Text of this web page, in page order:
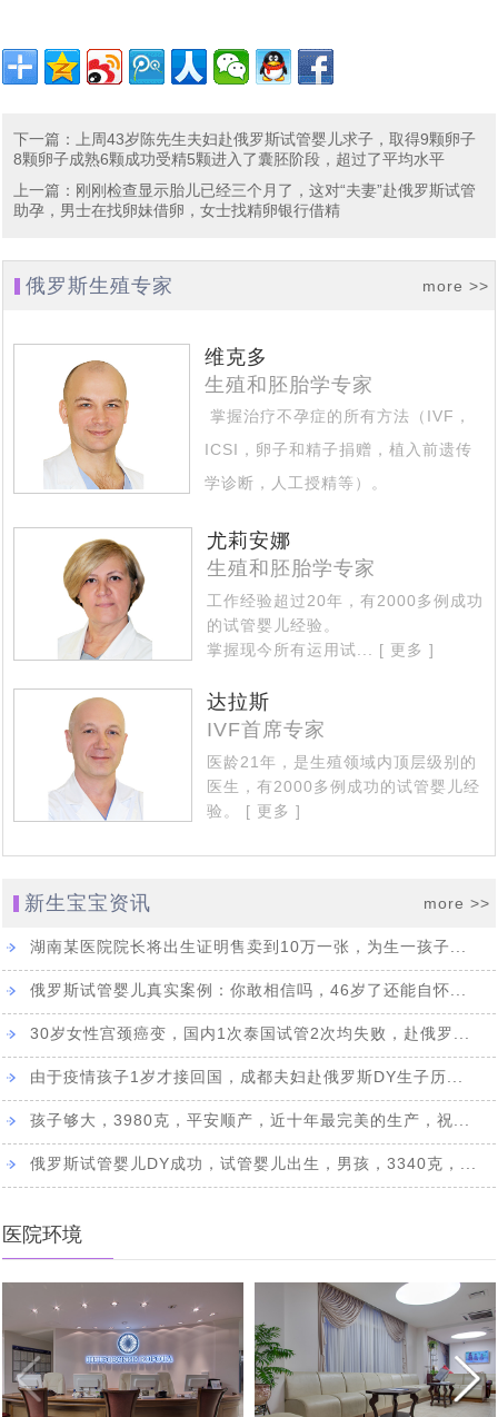
妈” [2022-11-23]
中得到证实 [2022-11-14]
四位DY代怀孕妈妈的惊人故事，是不是吓你一跳！
的又省钱又省事吗？ [2022-09-30]
简单实用的俄罗斯dy全攻略_风险规避指南 [2022-08-
24] 做俄罗斯DY代怀孕妈有什么约束与处罚吗_律师解读
[2022-08-17]
国家杜马一读是否禁止有关向外国公民和无国籍人士在俄
DY妈妈代怀孕的故事（三）
三个俄罗斯DY妈妈代怀孕的故事，俄罗斯女人为什么要给
个代怀孕DY妈妈的故事） [2022-08-09]
7月25日，今天是世界试管儿童日：试管婴儿与自然受孕
孩子没有什么区别 [2022-07-25]
战火下的乌克兰代怀孕妈妈，不是在医院防空洞里，就是
在逃亡的路上 [2022-04-27]
3岁患视网膜母细胞瘤女童离世事件引关注，俄罗斯第三
代试管技术为生育计划保驾护航
不通过：杜马提案新进展，有关禁止外籍人员在俄代怀怀
[2021-12-31]
唐氏综合征的终结者——俄罗斯第三代试管婴儿技术，生
个健康宝宝有保障 [2021-12-22]
印度70岁老人通过试管婴儿生下一儿子，成为世界上最高
龄的新手妈妈之一 [2021-10-25]
语言不通，自助泰国试管婴儿求子历程心得：这5个方面
自助就医做不到。 [2021-10-11]
70后、80后助孕之路，赴俄罗斯试管婴儿助孕不是唯一途
径，但比较靠谱_俄罗斯K+31生殖专家介绍 [2021-09-22]
首例“遗留冻胚”吃官司，4老人夺回遗留胚胎“产子”，可选
[2021-09-06]
赴俄28天费用16万，俄罗斯试管婴儿让单身人士老有所依
[2021-08-27]
真实案例实操：教你如何给俄罗斯试管婴儿代怀孕出生的
孩子上户口？ [2021-07-29]
俄罗斯是如何看待女性生三胎的，与中国三胎福利有什么
不同 [2021-07-22]
2021年俄罗斯DY求子成功，现在就去莫斯科接我试管婴
儿宝宝回家了 [2021-07-14]
译文：莫斯科，值得信赖的俄罗斯试管婴儿医院排名有哪
些 [2021-07-12]
单身求子做俄罗斯试管婴儿最佳方式是什么：自费还是免
济报酬吗 [2021-06-24]
莫斯科法庭：精卵捐赠，对父母的认定是这样判的
[2021-06-07]
俄罗斯医生整理了一幅现代女性的画像：聪明，肥胖，少
性，不婚不育 [2021-05-11]
俄罗斯犹太人口危机，30年后可能会消失
[2021-05-08]
2021年海外试管婴儿有什么变化，需要父母将如何做新计
划 [2021-05-06]
俄罗斯将试管婴儿纳入国家医保，试管婴儿医院称试管婴
[2021-04-27]
独家采访：Saltanat Baikoshkarova专业答复新型冠状病
趣事实 [2021-04-14]
访谈：有关试管婴儿的13个问题，生殖医生相信科学的力
量，牧师反对IVF [2021-04-13]
代怀孕妈妈代怀有什么好处
[2021-03-30]
赴海外试管婴儿求子，代怀孕合同里哪些责任与义务
[2021-03-29]
俄罗斯再发重磅公告，政府补助10万鼓励民众加大生育力
度，试管婴儿辅助生殖是一个重要补充 [2021-03-02]
中国朋友找俄罗斯试管婴儿DY机构代怀，你知道代怀妈妈
下一篇 ：
上周43岁陈先生夫妇赴俄罗斯试管婴儿求子，取得9颗卵子
8颗卵子成熟6颗成功受精5颗进入了囊胚阶段，超过了平均水平
上一篇 ： 刚刚检查显示胎儿已经三个月了，这对“夫妻”赴俄罗斯试管
助孕，男士在找卵妹借卵，女士找精卵银行借精
俄罗斯生殖专家 more >>
维克多
生殖和胚胎学专家
掌握治疗不孕症的所有方法（IVF，
ICSI，卵子和精子捐赠，植入前遗传
学诊断，人工授精等）。
杂情况... [ 更多 ]
尤莉安娜
生殖和胚胎学专家
工作经验超过20年，有2000多例成功
的试管婴儿经验。
掌握现今所有运用试...
[ 更多 ]
达拉斯
IVF首席专家
医龄21年，是生殖领域内顶层级别的
医生，有2000多例成功的试管婴儿经
验。
[ 更多 ]
新生宝宝资讯 more >>
湖南某医院院长将出生证明售卖到10万一张，为生一孩子...
俄罗斯试管婴儿真实案例：你敢相信吗，46岁了还能自怀...
30岁女性宫颈癌变，国内1次泰国试管2次均失败，赴俄罗...
由于疫情孩子1岁才接回国，成都夫妇赴俄罗斯DY生子历...
孩子够大，3980克，平安顺产，近十年最完美的生产，祝...
俄罗斯试管婴儿DY成功，试管婴儿出生，男孩，3340克，...
医院环境